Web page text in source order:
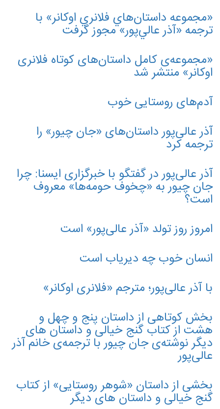
«مجموعه داستان‌هاي فلانري اوكانر» با
ترجمه «آذر عالي‌پور» مجوز گرفت
«مجموعه‌ی کامل داستان‌های کوتاه فلانری
اوکانر» منتشر شد
آدم‌های روستایی خوب
آذر عالی‌پور داستان‌های «جان چیور» را
ترجمه کرد
آذر عالی‌پور در گفتگو با خبرگزاری ایسنا: چرا
جان چیور به «چخوف حومه‌ها» معروف
است؟
امروز روز تولد «آذر عالی‌پور»‌ است
انسان خوب چه دیریاب است
با آذر عالی‌پور؛ مترجم «فلانری اوکانر»
بخش کوتاهی از داستان پنج و چهل و
هشت از کتاب گنج خیالی و داستان های
دیگر نوشته‌ی جان چیور با ترجمه‌ی خانم آذر
عالی‌پور
بخشی از داستان «شوهر روستایی» از کتاب
گنج خیالی و داستان های دیگر